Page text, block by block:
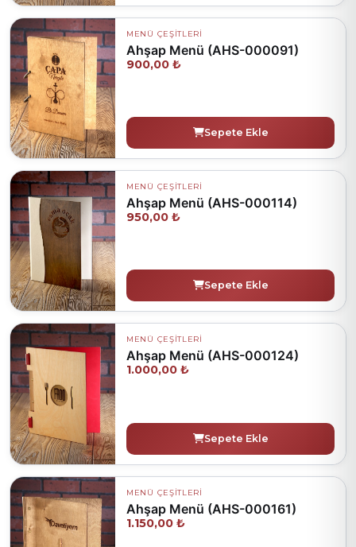
MENÜ ÇEŞİTLERİ
Ahşap Menü (AHS-000091)
900,00 ₺
Sepete Ekle
MENÜ ÇEŞİTLERİ
Ahşap Menü (AHS-000114)
950,00 ₺
Sepete Ekle
MENÜ ÇEŞİTLERİ
Ahşap Menü (AHS-000124)
1.000,00 ₺
Sepete Ekle
MENÜ ÇEŞİTLERİ
Ahşap Menü (AHS-000161)
1.150,00 ₺